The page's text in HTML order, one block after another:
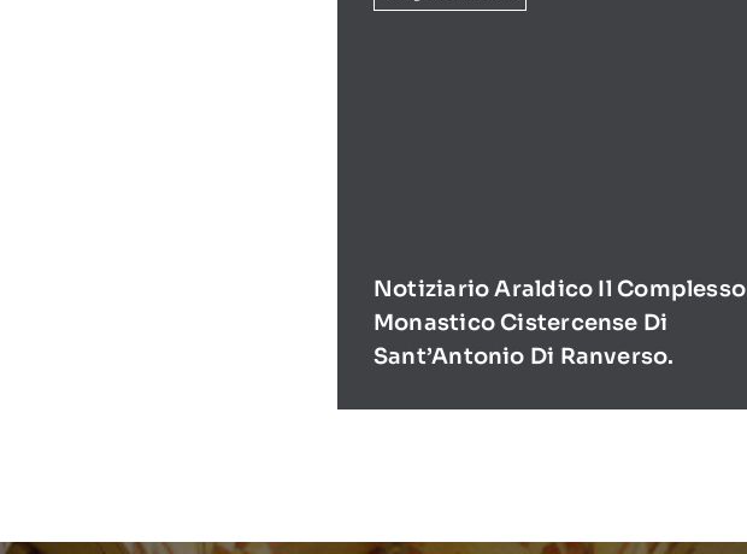
Notiziario Araldico Il Complesso
Monastico Cistercense Di
Sant’Antonio Di Ranverso.